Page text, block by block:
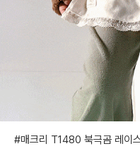
#매크리 T1480 북극곰 레이